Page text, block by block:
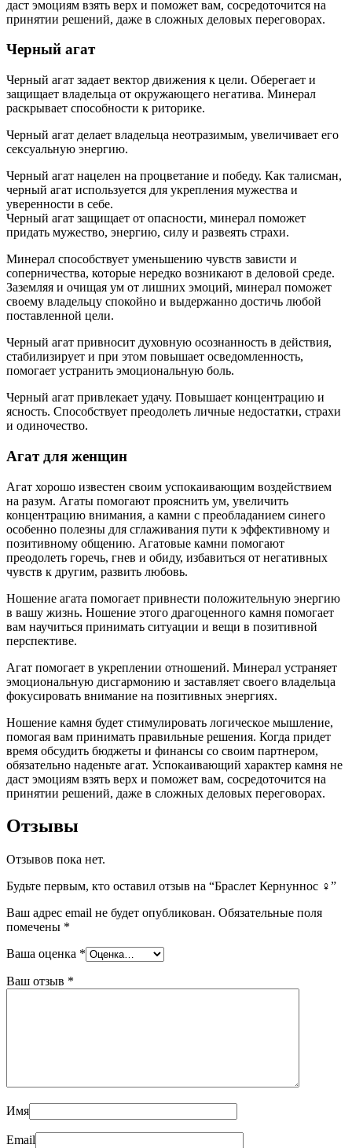
даст эмоциям взять верх и поможет вам, сосредоточится на
принятии решений, даже в сложных деловых переговорах.
Черный агат
Черный агат задает вектор движения к цели. Оберегает и
защищает владельца от окружающего негатива. Минерал
раскрывает способности к риторике.
Черный агат делает владельца неотразимым, увеличивает его
сексуальную энергию.
Черный агат нацелен на процветание и победу. Как талисман,
черный агат используется для укрепления мужества и
уверенности в себе.
Черный агат защищает от опасности, минерал поможет
придать мужество, энергию, силу и развеять страхи.
Минерал способствует уменьшению чувств зависти и
соперничества, которые нередко возникают в деловой среде.
Заземляя и очищая ум от лишних эмоций, минерал поможет
своему владельцу спокойно и выдержанно достичь любой
поставленной цели.
Черный агат привносит духовную осознанность в действия,
стабилизирует и при этом повышает осведомленность,
помогает устранить эмоциональную боль.
Черный агат привлекает удачу. Повышает концентрацию и
ясность. Способствует преодолеть личные недостатки, страхи
и одиночество.
Агат для женщин
Агат хорошо известен своим успокаивающим воздействием
на разум. Агаты помогают прояснить ум, увеличить
концентрацию внимания, а камни с преобладанием синего
особенно полезны для сглаживания пути к эффективному и
позитивному общению. Агатовые камни помогают
преодолеть горечь, гнев и обиду, избавиться от негативных
чувств к другим, развить любовь.
Ношение агата помогает привнести положительную энергию
в вашу жизнь. Ношение этого драгоценного камня помогает
вам научиться принимать ситуации и вещи в позитивной
перспективе.
Агат помогает в укреплении отношений. Минерал устраняет
эмоциональную дисгармонию и заставляет своего владельца
фокусировать внимание на позитивных энергиях.
Ношение камня будет стимулировать логическое мышление,
помогая вам принимать правильные решения. Когда придет
время обсудить бюджеты и финансы со своим партнером,
обязательно наденьте агат. Успокаивающий характер камня не
даст эмоциям взять верх и поможет вам, сосредоточится на
принятии решений, даже в сложных деловых переговорах.
Отзывы
Отзывов пока нет.
Будьте первым, кто оставил отзыв на “Браслет Кернуннос ♀”
Ваш адрес email не будет опубликован. Обязательные поля
помечены *
Ваша оценка *
Ваш отзыв *
Имя
Email